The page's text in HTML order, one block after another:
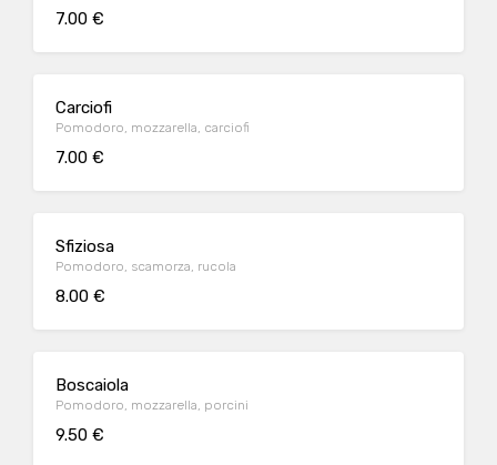
7.00 €
Carciofi
Pomodoro, mozzarella, carciofi
7.00 €
Sfiziosa
Pomodoro, scamorza, rucola
8.00 €
Boscaiola
Pomodoro, mozzarella, porcini
9.50 €